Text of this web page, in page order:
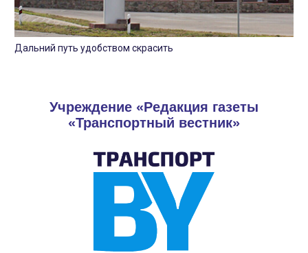
Дальний путь удобством скрасить
Учреждение «Редакция газеты
«Транспортный вестник»